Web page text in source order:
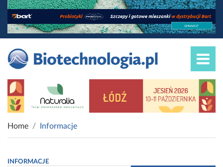
Home Informacje
INFORMACJE